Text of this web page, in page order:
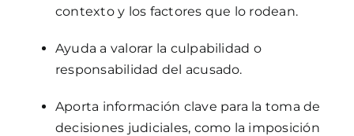
contexto y los factores que lo rodean.
Ayuda a valorar la culpabilidad o
responsabilidad del acusado.
Aporta información clave para la toma de
decisiones judiciales, como la imposición